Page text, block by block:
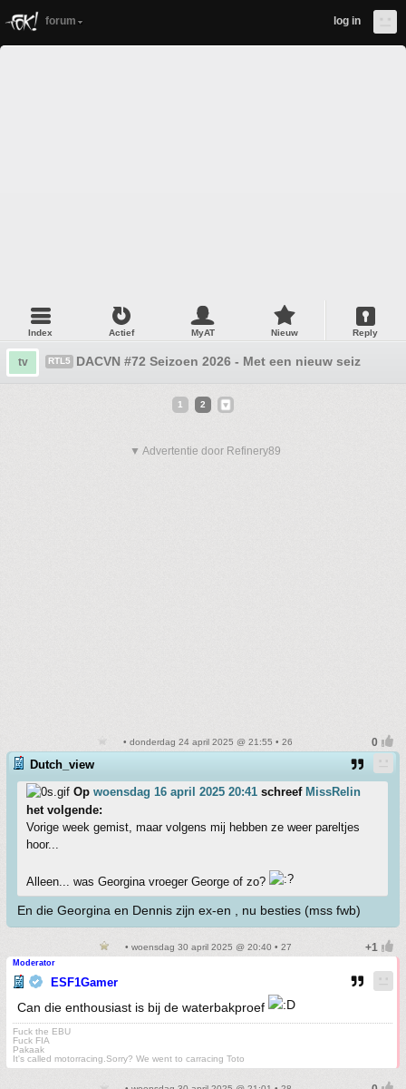
forum log in
Index Actief MyAT Nieuw Reply
tv RTL5 DACVN #72 Seizoen 2026 - Met een nieuw seizoen
1 2
▼ Advertentie door Refinery89
• donderdag 24 april 2025 @ 21:55 • 26
Dutch_view
Op woensdag 16 april 2025 20:41 schreef MissRelin
het volgende:
Vorige week gemist, maar volgens mij hebben ze weer pareltjes
hoor...
Alleen... was Georgina vroeger George of zo?
En die Georgina en Dennis zijn ex-en , nu besties (mss fwb)
• woensdag 30 april 2025 @ 20:40 • 27
Moderator
ESF1Gamer
Can die enthousiast is bij de waterbakproef
Fuck the EBU
Fuck FIA
Pakaak
It's called motorracing.Sorry? We went to carracing Toto